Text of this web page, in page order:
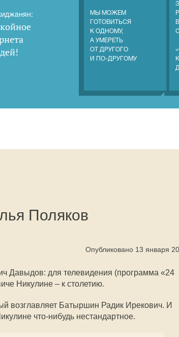
!
МЫ МОЖЕМ
ГОТОВИТЬСЯ
К ОДНОМУ,
А УМЕРЕТЬ
ОТ ДРУГОГО
И ПО-ДРУГОМУ
Поляков
Опубликовано 13 января
Давыдов: для телевидения (программа «24
Никулине – к столетию.
возглавляет Батыршин Радик Ирекович. И
что-нибудь нестандартное.